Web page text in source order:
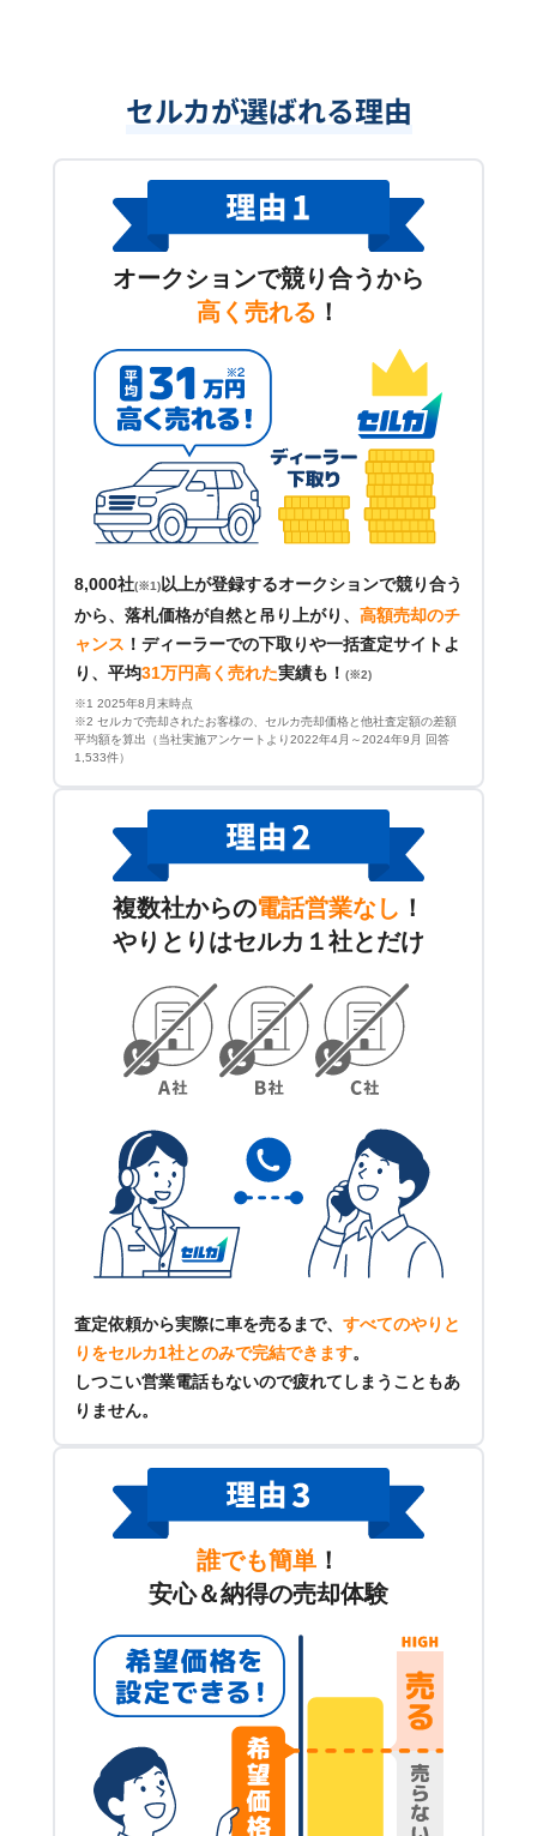
セルカが選ばれる理由
オークションで競り合うから
高く売れる ！
8,000社(※1) 以上が登録するオークションで競り合う
から、落札価格が自然と吊り上がり、 高額売却のチ
ャンス ！ ディーラーでの下取りや一括査定サイトよ
り、平均31万円高く売れた実績も！ (※2)
※1 2025年8月末時点
※2 セルカで売却されたお客様の、セルカ売却価格と他社査定額の差額
平均額を算出（当社実施アンケートより2022年4月～2024年9月 回答
1,533件）
複数社からの電話営業なし ！
やりとりはセルカ１社とだけ
査定依頼から実際に車を売るまで、 すべてのやりと
りをセルカ1社とのみで完結できます。
しつこい営業電話もないので疲れてしまうこともあ
りません。
誰でも簡単 ！
安心＆納得の売却体験